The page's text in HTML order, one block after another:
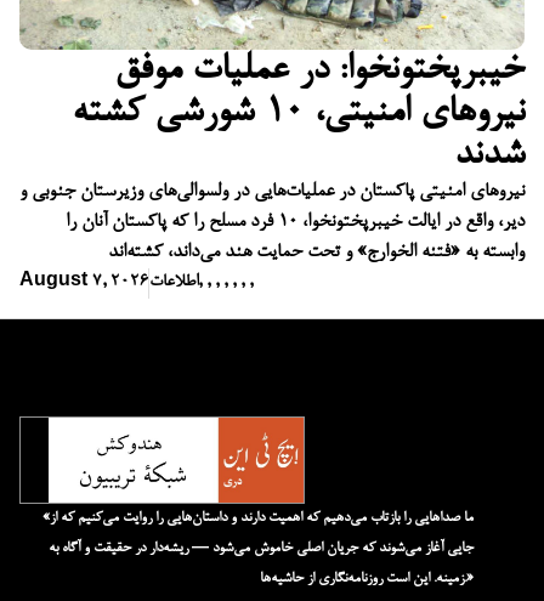
خیبرپختونخوا: در عملیات موفق
نیروهای امنیتی، ۱۰ شورشی کشته
شدند
نیروهای امنیتی پاکستان در عملیات‌هایی در ولسوالی‌های وزیرستان جنوبی و
دیر، واقع در ایالت خیبرپختونخوا، ۱۰ فرد مسلح را که پاکستان آنان را
وابسته به «فتنه الخوارج» و تحت حمایت هند می‌داند، کشته‌اند
August 7, 2026اطلاعات, , , , , , ,
«ما صداهایی را بازتاب می‌دهیم که اهمیت دارند و داستان‌هایی را روایت می‌کنیم که از
جایی آغاز می‌شوند که جریان اصلی خاموش می‌شود — ریشه‌دار در حقیقت و آگاه به
زمینه. این است روزنامه‌نگاری از حاشیه‌ها.»